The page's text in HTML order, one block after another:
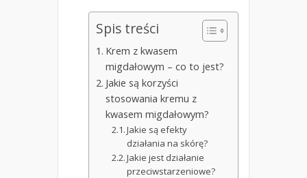
Spis treści
Krem z kwasem
migdałowym – co to jest?
Jakie są korzyści
stosowania kremu z
kwasem migdałowym?
Jakie są efekty
działania na skórę?
Jakie jest działanie
przeciwstarzeniowe?